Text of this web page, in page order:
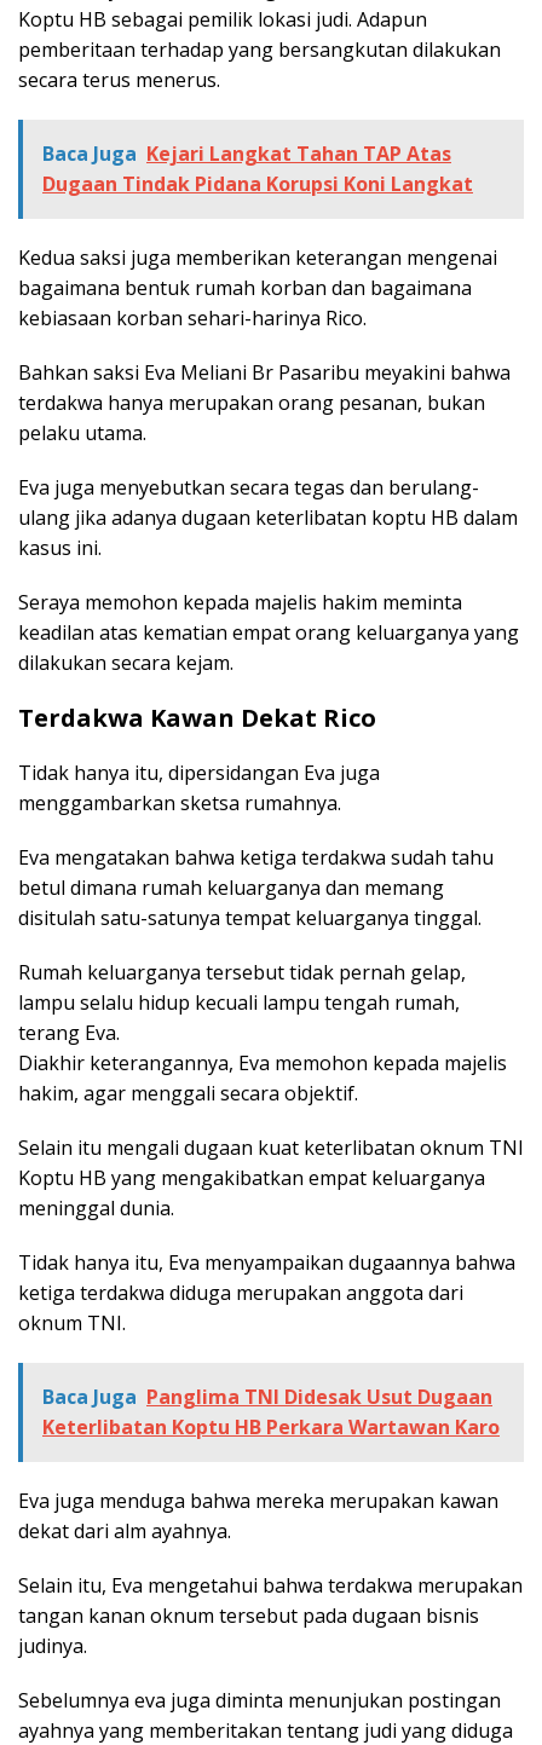
Koptu HB sebagai pemilik lokasi judi. Adapun
pemberitaan terhadap yang bersangkutan dilakukan
secara terus menerus.
Baca Juga Kejari Langkat Tahan TAP Atas
Dugaan Tindak Pidana Korupsi Koni Langkat
Kedua saksi juga memberikan keterangan mengenai
bagaimana bentuk rumah korban dan bagaimana
kebiasaan korban sehari-harinya Rico.
Bahkan saksi Eva Meliani Br Pasaribu meyakini bahwa
terdakwa hanya merupakan orang pesanan, bukan
pelaku utama.
Eva juga menyebutkan secara tegas dan berulang-
ulang jika adanya dugaan keterlibatan koptu HB dalam
kasus ini.
Seraya memohon kepada majelis hakim meminta
keadilan atas kematian empat orang keluarganya yang
dilakukan secara kejam.
Terdakwa Kawan Dekat Rico
Tidak hanya itu, dipersidangan Eva juga
menggambarkan sketsa rumahnya.
Eva mengatakan bahwa ketiga terdakwa sudah tahu
betul dimana rumah keluarganya dan memang
disitulah satu-satunya tempat keluarganya tinggal.
Rumah keluarganya tersebut tidak pernah gelap,
lampu selalu hidup kecuali lampu tengah rumah,
terang Eva.
Diakhir keterangannya, Eva memohon kepada majelis
hakim, agar menggali secara objektif.
Selain itu mengali dugaan kuat keterlibatan oknum TNI
Koptu HB yang mengakibatkan empat keluarganya
meninggal dunia.
Tidak hanya itu, Eva menyampaikan dugaannya bahwa
ketiga terdakwa diduga merupakan anggota dari
oknum TNI.
Baca Juga Panglima TNI Didesak Usut Dugaan
Keterlibatan Koptu HB Perkara Wartawan Karo
Eva juga menduga bahwa mereka merupakan kawan
dekat dari alm ayahnya.
Selain itu, Eva mengetahui bahwa terdakwa merupakan
tangan kanan oknum tersebut pada dugaan bisnis
judinya.
Sebelumnya eva juga diminta menunjukan postingan
ayahnya yang memberitakan tentang judi yang diduga